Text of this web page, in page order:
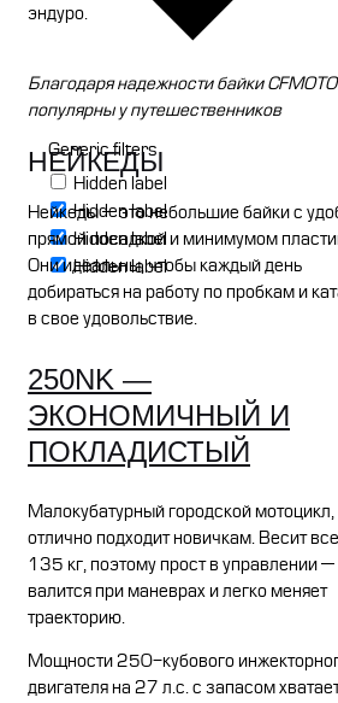
Generic filters
Hidden label
Hidden label
Hidden label
Hidden label
эндуро.
Благодаря надежности байки CFMOTO
популярны у путешественников
НЕЙКЕДЫ
Нейкеды — это небольшие байки с
прямой посадкой и минимумом
Они идеальны, чтобы каждый день
добираться на работу по пробкам и
в свое удовольствие.
250NK —
ЭКОНОМИЧНЫЙ И
ПОКЛАДИСТЫЙ
Малокубатурный городской мотоцикл,
отлично подходит новичкам. Весит
135 кг, поэтому прост в управлении —
валится при маневрах и легко меняет
траекторию.
Мощности 250-кубового
двигателя на 27 л.с. с запасом